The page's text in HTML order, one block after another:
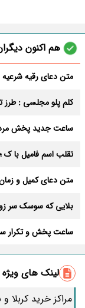
هم اکنون
متن دعای رقیه
کلم پلو مجلسی : طرز
ساعت جدید پخش مردان آهنین 1405 +
تقلب اسم فامیل با ک
متن دعای کمیل و
بلایی که سوسک سر
ساعت پخش و تکرار
طرز تهیه سالاد
طرز تهیه پاستا با
لینک های ویژه
مراکز خرید کربلا